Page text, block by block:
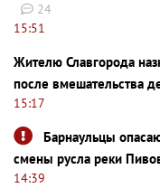
24
15:51
Жителю Славгорода
после вмешательства
15:17
Барнаульцы
смены русла реки
14:39